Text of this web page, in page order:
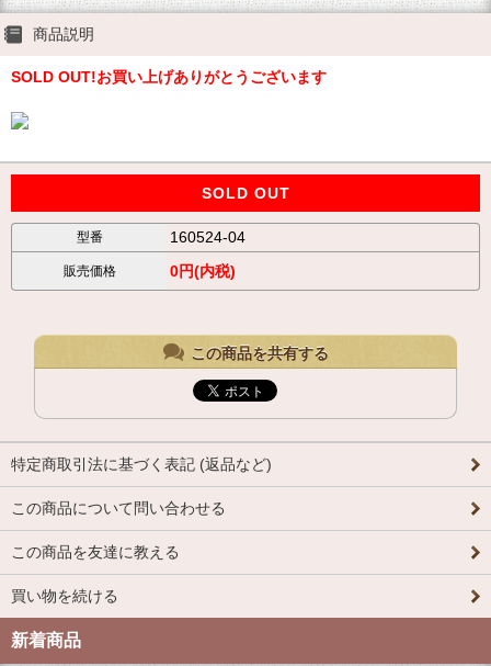
商品説明
SOLD OUT!お買い上げありがとうございます
SOLD OUT
型番 160524-04
販売価格 0円(内税)
この商品を共有する
特定商取引法に基づく表記 (返品など)
この商品について問い合わせる
この商品を友達に教える
買い物を続ける
新着商品